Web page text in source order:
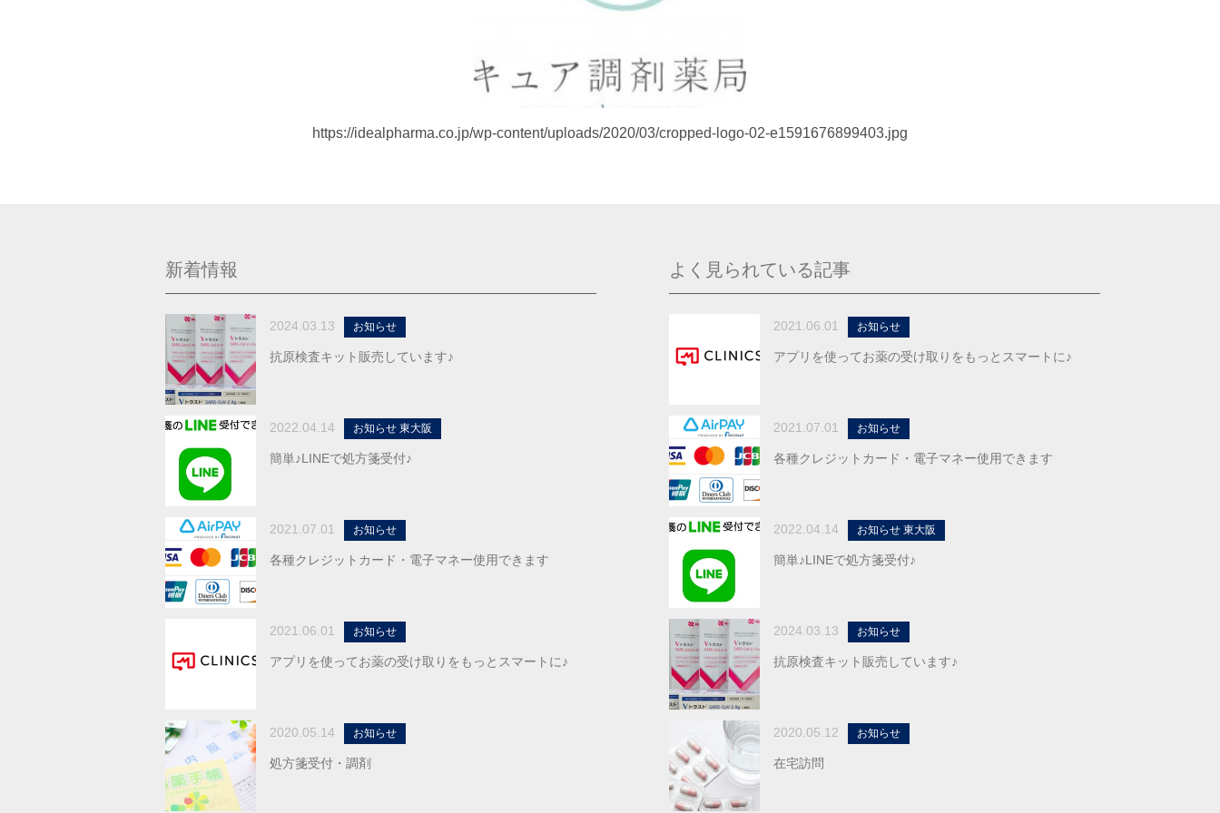
https://idealpharma.co.jp/wp-content/uploads/2020/03/cropped-logo-02-e1591676899403.jpg
新着情報
2024.03.13 お知らせ
抗原検査キット販売しています♪
2022.04.14 お知らせ 東大阪
簡単♪LINEで処方箋受付♪
2021.07.01 お知らせ
各種クレジットカード・電子マネー使用できます
2021.06.01 お知らせ
アプリを使ってお薬の受け取りをもっとスマートに♪
2020.05.14 お知らせ
処方箋受付・調剤
よく見られている記事
2021.06.01 お知らせ
アプリを使ってお薬の受け取りをもっとスマートに♪
2021.07.01 お知らせ
各種クレジットカード・電子マネー使用できます
2022.04.14 お知らせ 東大阪
簡単♪LINEで処方箋受付♪
2024.03.13 お知らせ
抗原検査キット販売しています♪
2020.05.12 お知らせ
在宅訪問